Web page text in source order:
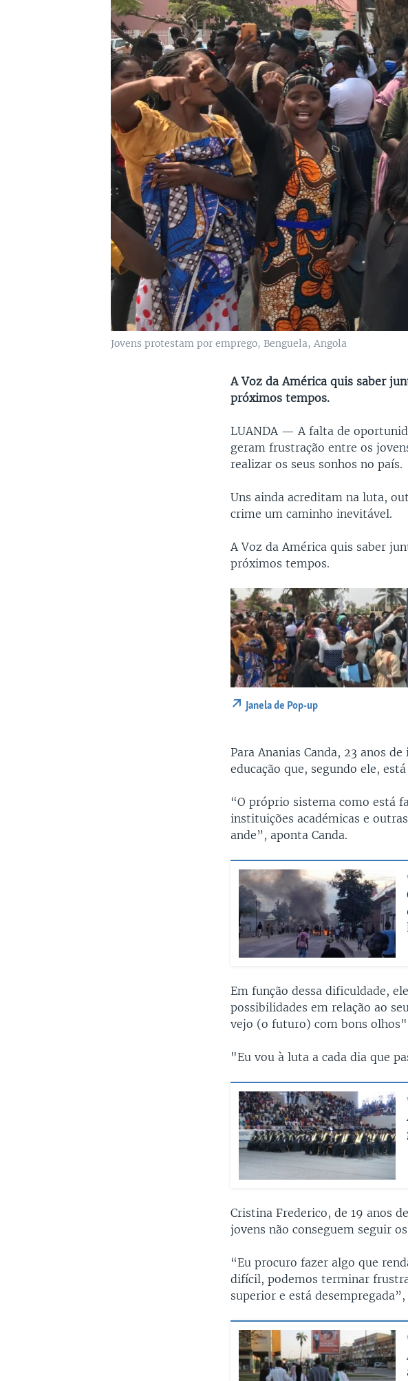
Jovens protestam por emprego, Benguela, Angola
A Voz da América quis saber
próximos tempos.
LUANDA —A falta de
geram frustração entre os
realizar os seus sonhos no país.
Uns ainda acreditam na luta,
crime um caminho inevitável.
A Voz da América quis saber
próximos tempos.
No
Janela de Pop-up
Para Ananias Canda, 23 anos
educação que, segundo ele,
“O próprio sistema como está
instituições académicas e
ande”, aponta Canda.
Em função dessa dificuldade,
possibilidades em relação ao
vejo (o futuro) com bons
"Eu vou à luta a cada dia que
Cristina Frederico, de 19 anos
jovens não conseguem seguir
“Eu procuro fazer algo que
difícil, podemos terminar
superior e está